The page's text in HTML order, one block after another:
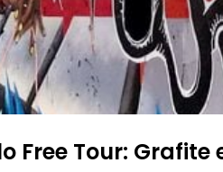
Free Tour: Grafite